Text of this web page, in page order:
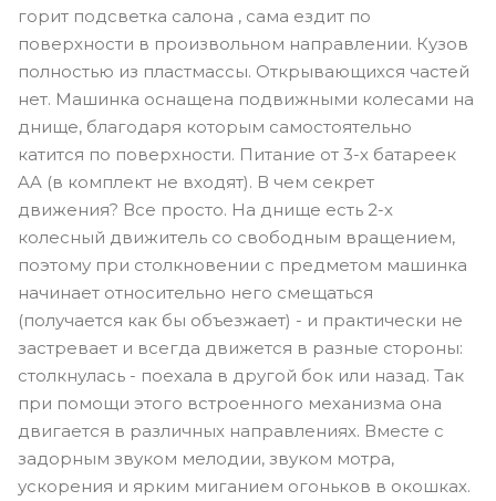
горит подсветка салона , сама ездит по
поверхности в произвольном направлении. Кузов
полностью из пластмассы. Открывающихся частей
нет. Машинка оснащена подвижными колесами на
днище, благодаря которым самостоятельно
катится по поверхности. Питание от 3-х батареек
AA (в комплект не входят). В чем секрет
движения? Все просто. На днище есть 2-х
колесный движитель со свободным вращением,
поэтому при столкновении с предметом машинка
начинает относительно него смещаться
(получается как бы объезжает) - и практически не
застревает и всегда движется в разные стороны:
столкнулась - поехала в другой бок или назад. Так
при помощи этого встроенного механизма она
двигается в различных направлениях. Вместе с
задорным звуком мелодии, звуком мотра,
ускорения и ярким миганием огоньков в окошках.